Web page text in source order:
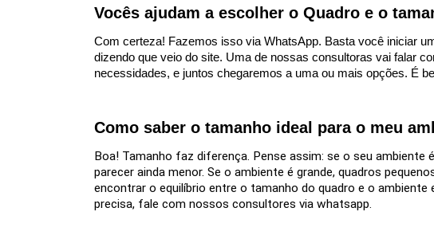
Vocês ajudam a escolher o Quadro e o
Com certeza! Fazemos isso via WhatsApp. Basta você iniciar
dizendo que veio do site. Uma de nossas consultoras vai falar
necessidades, e juntos chegaremos a uma ou mais opções. É
Como saber o tamanho ideal para o meu
Boa! Tamanho faz diferença. Pense assim: se o seu ambiente
parecer ainda menor. Se o ambiente é grande, quadros
encontrar o equilíbrio entre o tamanho do quadro e o
precisa, fale com nossos consultores via whatsapp.